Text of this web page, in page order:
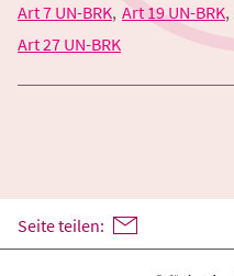
Art 7 UN-BRK Art 19 UN-BRK
Art 27 UN-BRK
Seite teilen: